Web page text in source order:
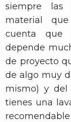
siempre las
material
cuenta que
depende
de proyecto
de algo muy
mismo) y
tienes una